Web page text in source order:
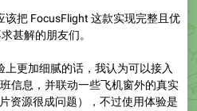
该把 FocusFlight 这款实现完整且优
甚解的朋友们。
上更加细腻的话，我认为可以接入
信息，并联动一些飞机窗外的真实
资源很成问题），不过使用体验是